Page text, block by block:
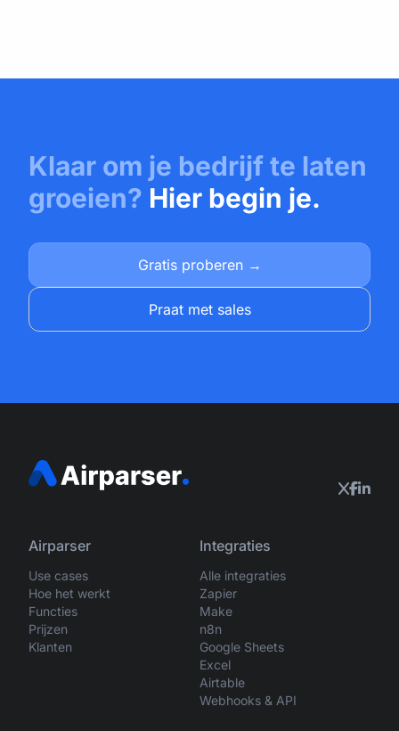
Klaar om je bedrijf te laten
groeien? Hier begin je.
Gratis proberen →
Praat met sales
Airparser
Use cases
Hoe het werkt
Functies
Prijzen
Klanten
Integraties
Alle integraties
Zapier
Make
n8n
Google Sheets
Excel
Airtable
Webhooks & API